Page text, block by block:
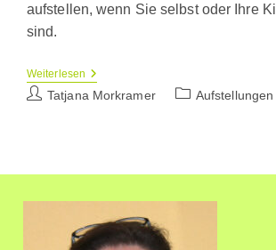
aufstellen, wenn Sie selbst oder Ihre
sind.
Weiterlesen Welche
Themen
Eignen
Beitrags-
Tatjana Morkramer
Beitrags-
Aufstellungen